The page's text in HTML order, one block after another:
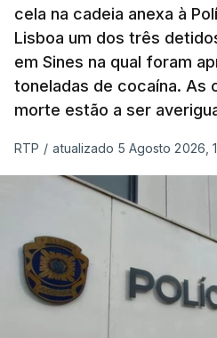
"Durante o fim de semana
apercebamo-nos que
convocados professores
disse a professora à
praticamente impossível
Segundo os docentes, o
está a enfrentar vários
casos em que faltam os
pelos alunos com a
pedido de reapreciação, ou
relatores devem preencher.
cela na cadeia anexa à
Lisboa um dos três
em Sines na qual foram
toneladas de cocaína. As
morte estão a ser
RTP / atualizado 5 Agosto 2026,